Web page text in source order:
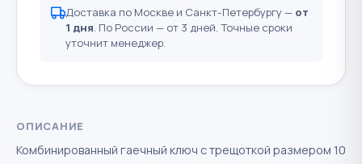
Доставка по Москве и Санкт-Петербургу — от
1 дня. По России — от 3 дней. Точные сроки
уточнит менеджер.
ОПИСАНИЕ
Комбинированный гаечный ключ с трещоткой размером 10